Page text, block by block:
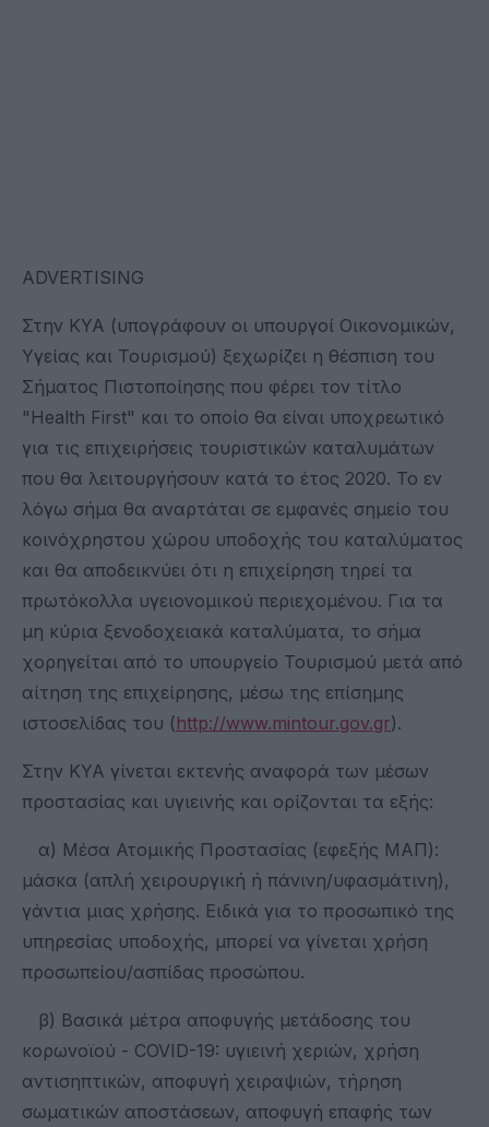
ADVERTISING
Στην ΚΥΑ (υπογράφουν οι υπουργοί Οικονομικών,
Υγείας και Τουρισμού) ξεχωρίζει η θέσπιση του
Σήματος Πιστοποίησης που φέρει τον τίτλο
"Health First" και το οποίο θα είναι υποχρεωτικό
για τις επιχειρήσεις τουριστικών καταλυμάτων
που θα λειτουργήσουν κατά το έτος 2020. Το εν
λόγω σήμα θα αναρτάται σε εμφανές σημείο του
κοινόχρηστου χώρου υποδοχής του καταλύματος
και θα αποδεικνύει ότι η επιχείρηση τηρεί τα
πρωτόκολλα υγειονομικού περιεχομένου. Για τα
μη κύρια ξενοδοχειακά καταλύματα, το σήμα
χορηγείται από το υπουργείο Τουρισμού μετά από
αίτηση της επιχείρησης, μέσω της επίσημης
ιστοσελίδας του (http://www.mintour.gov.gr).
Στην ΚΥΑ γίνεται εκτενής αναφορά των μέσων
προστασίας και υγιεινής και ορίζονται τα εξής:
α) Μέσα Ατομικής Προστασίας (εφεξής ΜΑΠ):
μάσκα (απλή χειρουργική ή πάνινη/υφασμάτινη),
γάντια μιας χρήσης. Ειδικά για το προσωπικό της
υπηρεσίας υποδοχής, μπορεί να γίνεται χρήση
προσωπείου/ασπίδας προσώπου.
β) Βασικά μέτρα αποφυγής μετάδοσης του
κορωνοϊού - COVID-19: υγιεινή χεριών, χρήση
αντισηπτικών, αποφυγή χειραψιών, τήρηση
σωματικών αποστάσεων, αποφυγή επαφής των